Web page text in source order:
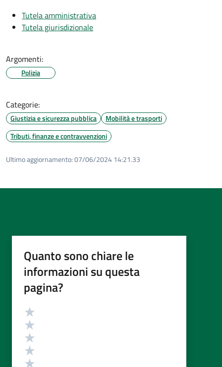
Tutela amministrativa
Tutela giurisdizionale
Argomenti:
Polizia
Categorie:
Giustizia e sicurezza pubblica
Mobilità e trasporti
Tributi, finanze e contravvenzioni
Ultimo aggiornamento:07/06/2024 14:21.33
Quanto sono chiare le
informazioni su questa
pagina?
Valutazione